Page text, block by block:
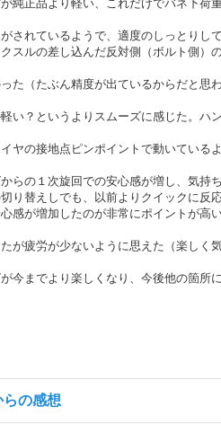
純正品より軽い、これだけでバネ下荷
されているようで、適度のしっとりし
スルの差し込んだ反対側（ボルト側）
た（たぶん精度が出ているからだと思わ
い？というよりスムーズに感じた。ハ
ヤの接地点ピンポイントで動いているよ
らの１次旋回での安心感が増し、気持
り替えしでも、以前よりクイックに反
感が増加したのが非常にポイントが高い
が疲労が少ないように思えた（楽しく
今までより楽しくなり、今後他の箇所
らの感想